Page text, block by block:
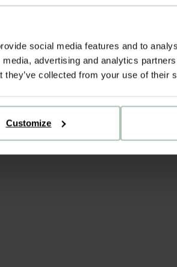
social media features and to
advertising and analytics
they’ve collected from your use of their
Customize